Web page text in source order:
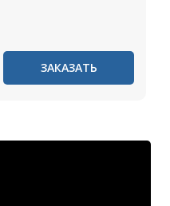
ЗАКАЗАТЬ